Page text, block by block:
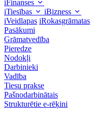
iFinanses
iTiesības
iBizness
iVeidlapas iRokasgrāmatas
Pasākumi
Grāmatvedība
Pieredze
Nodokļi
Darbinieki
Vadība
Tiesu prakse
Pašnodarbinātais
Strukturētie e-rēķini